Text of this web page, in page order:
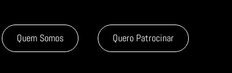
Quem Somos Quero Patrocinar